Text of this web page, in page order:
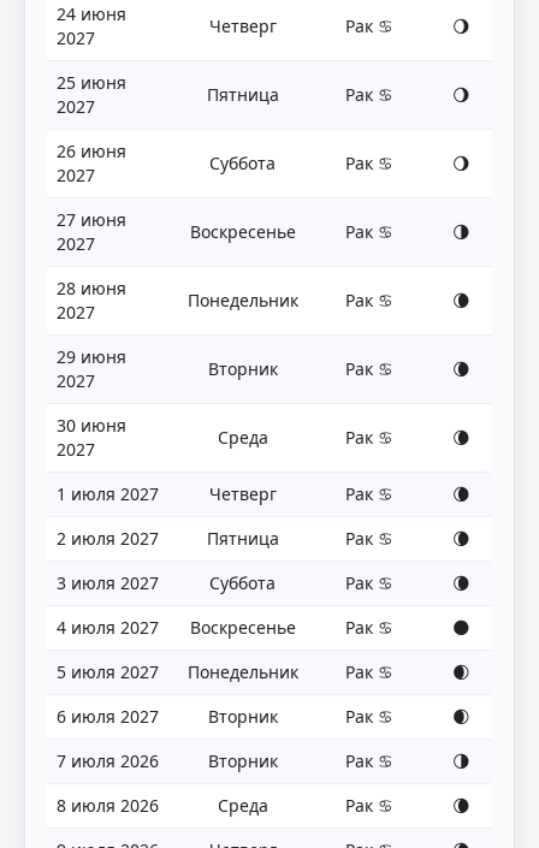
24 июня
2027
Четверг Рак ♋ 🌖
25 июня
2027
Пятница Рак ♋ 🌖
26 июня
2027
Суббота Рак ♋ 🌖
27 июня
2027
Воскресенье Рак ♋ 🌗
28 июня
2027
Понедельник Рак ♋ 🌘
29 июня
2027
Вторник Рак ♋ 🌘
30 июня
2027
Среда Рак ♋ 🌘
1 июля 2027 Четверг Рак ♋
🌘
2 июля 2027
Пятница Рак ♋
🌘
3 июля 2027
Суббота Рак ♋
🌘
4 июля 2027
Воскресенье Рак ♋
🌑
5 июля 2027
Понедельник Рак ♋
🌒
6 июля 2027
Вторник Рак ♋
🌒
7 июля 2026
Вторник Рак ♋
🌗
8 июля 2026
Среда Рак ♋
🌘